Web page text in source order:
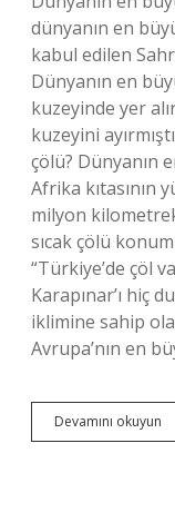
dünyanın en
kabul edilen
Dünyanın en
kuzeyinde yer
kuzeyini
çölü? Dünyanın
Afrika kıtasının
milyon
sıcak çölü
“Türkiye’de çöl
Karapınar’ı hiç
iklimine sahip
Avrupa’nın en
Devamını okuyun
En